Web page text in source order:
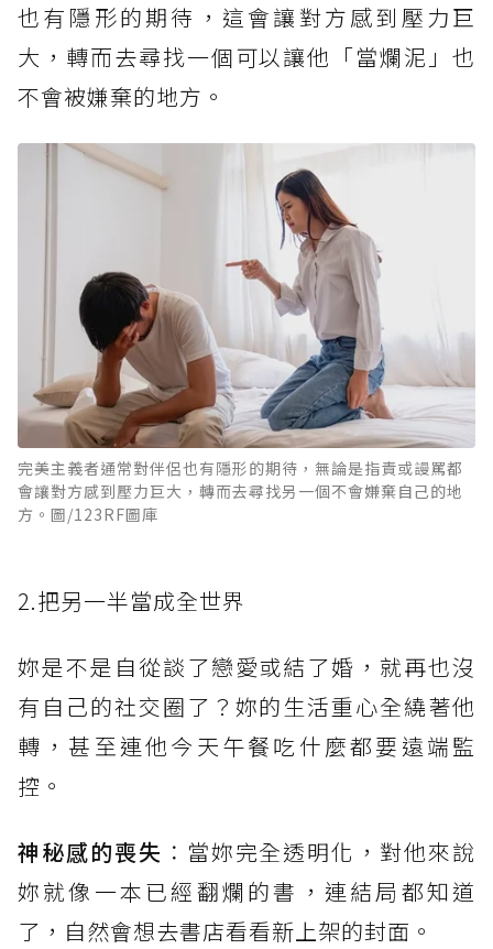
也有隱形的期待，這會讓對方感到壓力巨
大，轉而去尋找一個可以讓他「當爛泥」也
不會被嫌棄的地方。
完美主義者通常對伴侶也有隱形的期待，無論是指責或謾罵都
會讓對方感到壓力巨大，轉而去尋找另一個不會嫌棄自己的地
方。圖/123RF圖庫
2.把另一半當成全世界
妳是不是自從談了戀愛或結了婚，就再也沒
有自己的社交圈了？妳的生活重心全繞著他
轉，甚至連他今天午餐吃什麼都要遠端監
控。
神秘感的喪失 ：當妳完全透明化，對他來說
妳就像一本已經翻爛的書，連結局都知道
了，自然會想去書店看看新上架的封面。